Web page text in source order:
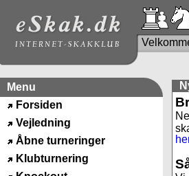
Menu
Forsiden
Vejledning
Åbne turneringer
Klubturnering